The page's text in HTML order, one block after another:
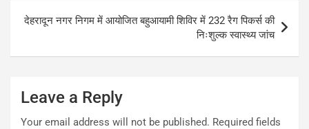
देहरादून नगर निगम में आयोजित बहुआयामी शिविर में 232 रैग पिकर्स की
निःशुल्क स्वास्थ्य जांच
Leave a Reply
Your email address will not be published. Required fields